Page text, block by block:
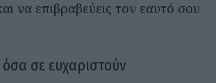
να επιβραβεύεις τον εαυτό σου
σε ευχαριστούν